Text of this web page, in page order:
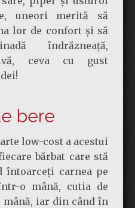
uneori merită să
lor de confort și să
îndrăzneață,
ceva cu gust
bere
low-cost a acestui
bărbat care stă
întoarceți carnea pe
o mână, cutia de
mână, iar din când în